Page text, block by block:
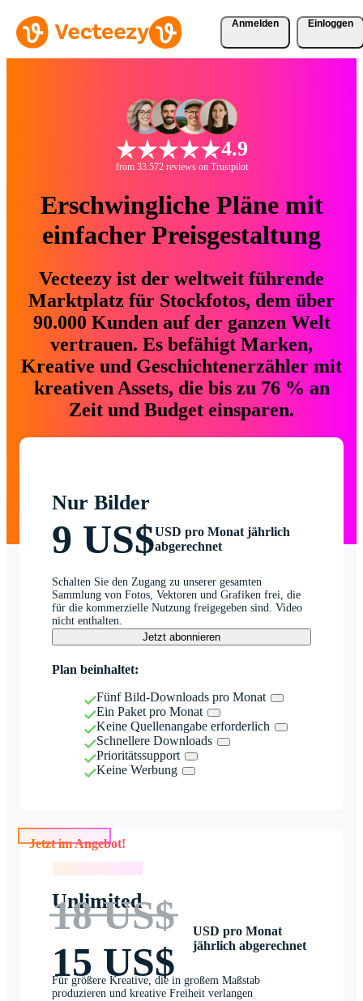
Anmelden Einloggen
4.9
from 33.572 reviews on Trustpilot
Erschwingliche Pläne mit
einfacher Preisgestaltung
Vecteezy ist der weltweit führende
Marktplatz für Stockfotos, dem über
90.000 Kunden auf der ganzen Welt
vertrauen. Es befähigt Marken,
Kreative und Geschichtenerzähler mit
kreativen Assets, die bis zu 76 % an
Zeit und Budget einsparen.
Nur Bilder
9 US$USD pro Monat jährlich
abgerechnet
Schalten Sie den Zugang zu unserer gesamten
Sammlung von Fotos, Vektoren und Grafiken frei, die
für die kommerzielle Nutzung freigegeben sind. Video
nicht enthalten.
Jetzt abonnieren
Plan beinhaltet:
Fünf Bild-Downloads pro Monat
Ein Paket pro Monat
Keine Quellenangabe erforderlich
Schnellere Downloads
Prioritätssupport
Keine Werbung
Jetzt im Angebot!
Unlimited
18 US$
15 US$
USD pro Monat
jährlich abgerechnet
Für größere Kreative, die in großem Maßstab
produzieren und kreative Freiheit verlangen